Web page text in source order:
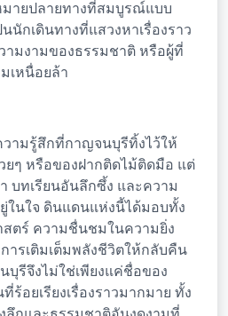
ายปลายทางที่สมบูรณ์แบบ
นักเดินทางที่แสวงหาเรื่องราว
มงามของธรรมชาติ หรือผู้ที่
เหนื่อยล้า
วามรู้สึกที่กาญจนบุรีทิ้งไว้ให้
ยๆ หรือของฝากติดไม้ติดมือ แต่
บทเรียนอันลึกซึ้ง และความ
ในใจ ดินแดนแห่งนี้ได้มอบทั้ง
สตร์ ความชื่นชมในความยิ่ง
รเติมเต็มพลังชีวิตให้กลับคืน
บุรีจึงไม่ใช่เพียงแค่ชื่อของ
ร้อยเรียงเรื่องราวมากมาย ทั้ง